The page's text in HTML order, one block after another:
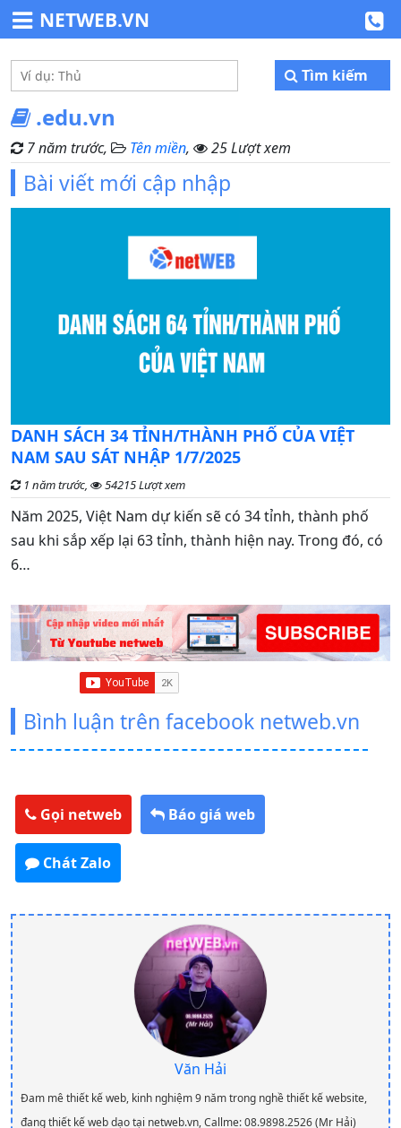
NETWEB.VN
Tìm kiếm
.edu.vn
7 năm trước, Tên miền, 25 Lượt xem
Bài viết mới cập nhập
DANH SÁCH 34 TỈNH/THÀNH PHỐ CỦA VIỆT
NAM SAU SÁT NHẬP 1/7/2025
1 năm trước, 54215 Lượt xem
Năm 2025, Việt Nam dự kiến sẽ có 34 tỉnh, thành phố
sau khi sắp xếp lại 63 tỉnh, thành hiện nay. Trong đó, có
6…
Bình luận trên facebook netweb.vn
Gọi netweb Báo giá web
Chát Zalo
Văn Hải
Đam mê thiết kế web, kinh nghiệm 9 năm trong nghề thiết kế website,
đang thiết kế web dạo tại netweb.vn, Callme: 08.9898.2526 (Mr Hải)